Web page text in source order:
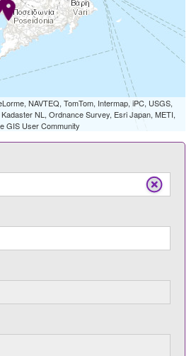
NAVTEQ, TomTom, Intermap, iPC, USGS,
NL, Ordnance Survey, Esri Japan, METI,
GIS User Community